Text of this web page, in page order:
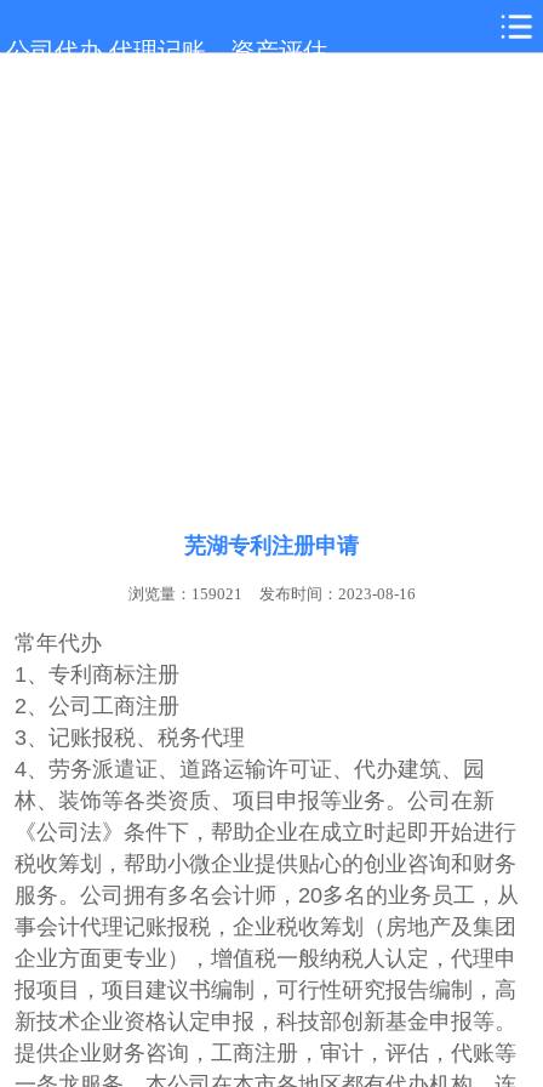
公司代办,代理记账，资产评估
网站首页
芜湖专利注册申请
浏览量：159021 发布时间：2023-08-16
常年代办
1、专利商标注册
2、公司工商注册
3、记账报税、税务代理
4、劳务派遣证、道路运输许可证、代办建筑、园
林、装饰等各类资质、项目申报等业务。公司在新
《公司法》条件下，帮助企业在成立时起即开始进行
税收筹划，帮助小微企业提供贴心的创业咨询和财务
服务。公司拥有多名会计师，20多名的业务员工，从
事会计代理记账报税，企业税收筹划（房地产及集团
企业方面更专业），增值税一般纳税人认定，代理申
报项目，项目建议书编制，可行性研究报告编制，高
新技术企业资格认定申报，科技部创新基金申报等。
提供企业财务咨询，工商注册，审计，评估，代账等